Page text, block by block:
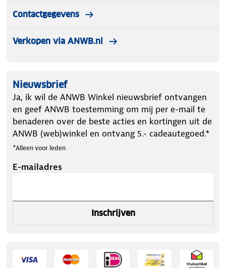
Contactgegevens
Verkopen via ANWB.nl
Nieuwsbrief
Ja, ik wil de ANWB Winkel nieuwsbrief ontvangen
en geef ANWB toestemming om mij per e-mail te
benaderen over de beste acties en kortingen uit de
ANWB (web)winkel en ontvang 5.- cadeautegoed.*
*Alleen voor leden
E-mailadres
Inschrijven